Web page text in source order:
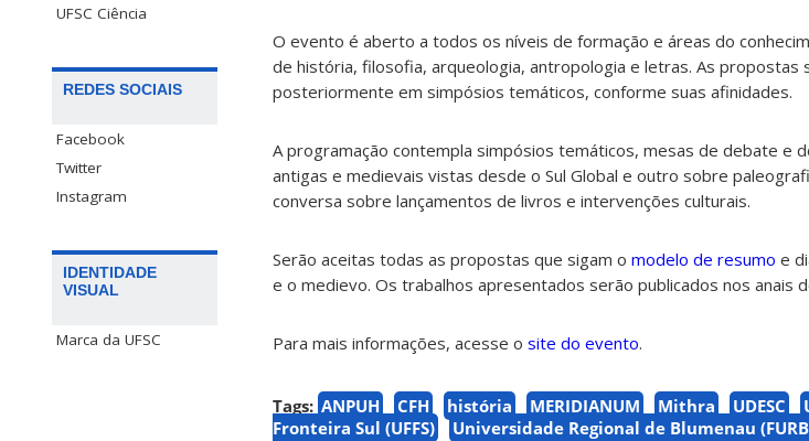
UFSC Ciência
REDES SOCIAIS
Facebook
Twitter
Instagram
IDENTIDADE
VISUAL
Marca da UFSC
O evento é aberto a todos os níveis de formação e áreas do
de história, filosofia, arqueologia, antropologia e letras. As propostas
posteriormente em simpósios temáticos, conforme suas afinidades.
A programação contempla simpósios temáticos, mesas de debate e
antigas e medievais vistas desde o Sul Global e outro sobre
conversa sobre lançamentos de livros e intervenções culturais.
Serão aceitas todas as propostas que sigam o modelo de resumo e
e o medievo. Os trabalhos apresentados serão publicados nos anais
Para mais informações, acesse o site do evento.
Tags: ANPUH CFH história MERIDIANUM Mithra UDESC
Fronteira Sul (UFFS)
Universidade Regional de Blumenau